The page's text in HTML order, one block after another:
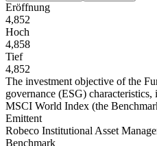
Eröffnung
4,852
Hoch
4,858
Tief
4,852
The investment objective of the
governance (ESG)
MSCI World Index (the
Emittent
Robeco Institutional Asset
Benchmark